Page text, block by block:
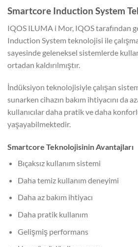
Smartcore Induction System
IQOS ILUMA i Mor, IQOS tarafından
Induction System teknolojisi ile
sayesinde geleneksel sistemlerde
ortadan kaldırılmıştır.
İndüksiyon teknolojisiyle çalışan
sunarken cihazın bakım ihtiyacını da
kullanıcılar daha pratik ve daha
yaşayabilmektedir.
Smartcore Teknolojisinin Avantajları
Bıçaksız kullanım sistemi
Daha temiz kullanım deneyimi
Daha az bakım ihtiyacı
Daha pratik kullanım
Gelişmiş performans